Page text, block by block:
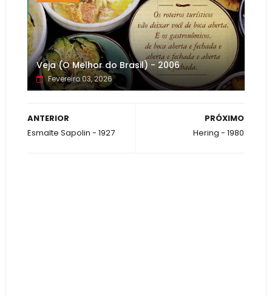
Veja (O Melhor do Brasil) - 2006
Fevereiro 03, 2026
PRÓXIMO
Hering - 1980
ANTERIOR
Esmalte Sapolin - 1927